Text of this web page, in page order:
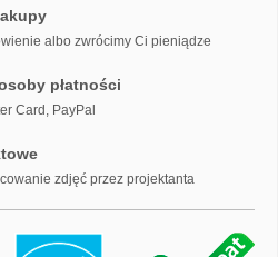
albo zwrócimy Ci pieniądze
płatności
Card, PayPal
zdjęć przez projektanta